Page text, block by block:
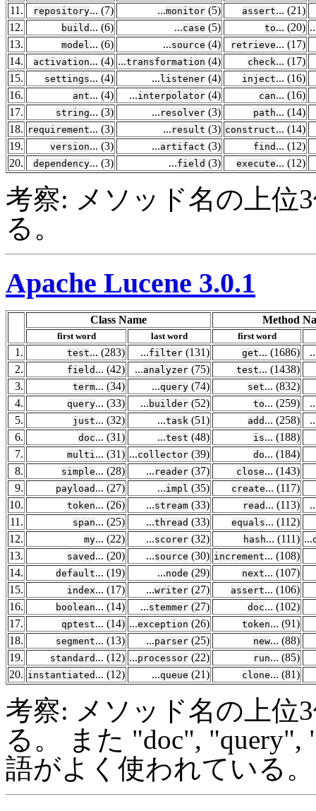
11.
repository... (7) ...monitor (5) assert... (21)
12.
build ... (6) ...case (5) to... (20)
13.
model... (6) ...source (4) retrieve... (17)
14.
activation... (4) ...transformation (4) check... (17)
15.
settings... (4) ... listener (4) inject... (16)
16.
ant... (4) ...interpolator (4) can... (16)
17.
string... (3) ... resolver (3) path... (14)
18. requirement... (3) ... result (3) construct... (14)
19.
version... (3) ...artifact (3) find ... (12)
20.
dependency... (3) ...field (3) execute... (12)
考察: メソッド名の上位
る。
Apache Lucene 3.0.1
Class Name Method
first word last word first word
1. test... (283) ...filter (131) get... (1686)
2.
field ... (42) ...analyzer (75) test... (1438)
3.
term... (34) ...query (74) set... (832)
4.
query... (33) ... builder (52) to... (259)
5.
just... (32) ...task (51) add ... (258)
6.
doc... (31) ...test (48) is... (188)
7.
multi... (31) ...collector (39) do... (184)
8.
simple... (28) ... reader (37) close... (143)
9.
payload ... (27) ...impl (35) create... (117)
10.
token... (26) ...stream (33) read ... (113)
11.
span... (25) ...thread (33) equals... (112)
12.
my... (22) ...scorer (32) hash... (111) ...
13. saved ... (20) ...source (30) increment... (108)
14.
default... (19) ...node (29) next... (107)
15.
index... (17) ...writer (27) assert... (106)
16.
boolean... (14) ...stemmer (27) doc... (102)
17.
qptest... (14) ...exception (26) token... (91)
18.
segment... (13) ...parser (25) new... (88)
19.
standard ... (12) ...processor (22) run... (85)
20. instantiated ... (12) ...queue (21) clone... (81)
考察: メソッド名の上位
る。 また "doc",
語がよく使われている。